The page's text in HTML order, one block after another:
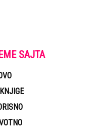
SAJTA